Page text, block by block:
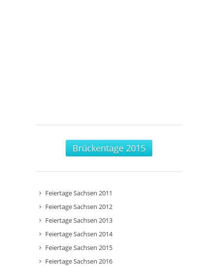
Brückentage 2015
Feiertage Sachsen 2011
Feiertage Sachsen 2012
Feiertage Sachsen 2013
Feiertage Sachsen 2014
Feiertage Sachsen 2015
Feiertage Sachsen 2016